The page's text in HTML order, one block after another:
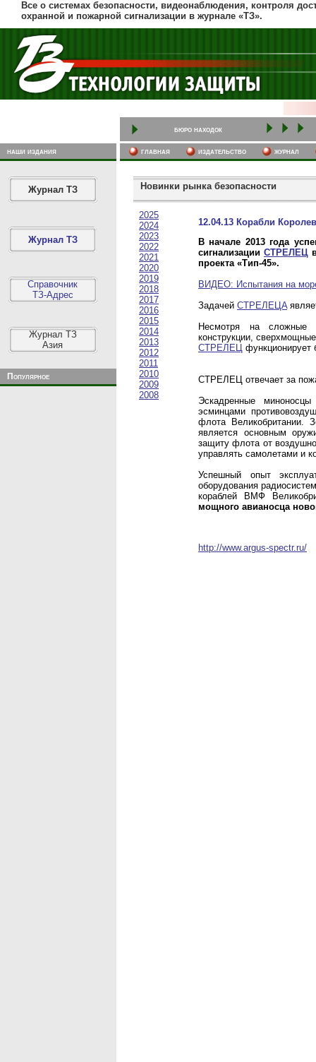
Все о системах безопасности, видеонаблюдения, контроля
охранной и пожарной сигнализации в журнале «ТЗ».
бюро находок
наши издания главная издательство журнал
Журнал ТЗ
Журнал ТЗ
Справочник
ТЗ-Адрес
Журнал ТЗ
Азия
Популярное
Новинки рынка безопасности
2025
2024
2023
2022
2021
2020
2019
2018
2017
2016
2015
2014
2013
2012
2011
2010
2009
2008
12.04.13 Корабли
В начале 2013 года
сигнализации СТРЕЛЕЦ
проекта «Тип-45».
ВИДЕО: Испытания на
Задачей СТРЕЛЕЦA
Несмотря на сложные
конструкции,
СТРЕЛЕЦ функционирует
СТРЕЛЕЦ отвечает за
Эскадренные
эсминцами
флота Великобритании.
является основным
защиту флота от
управлять самолетами и
Успешный опыт
оборудования
кораблей ВМФ
мощного авианосца
http://www.argus-spectr.ru/